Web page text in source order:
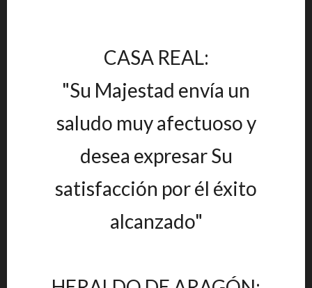
CASA REAL:
"Su Majestad envía un
saludo muy afectuoso y
desea expresar Su
satisfacción por él éxito
alcanzado"